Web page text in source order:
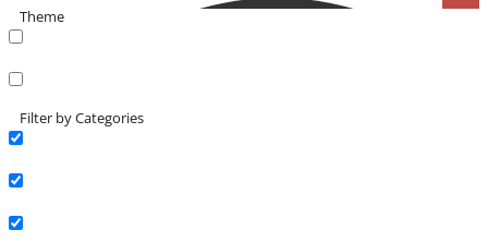
Theme
Filter by Categories